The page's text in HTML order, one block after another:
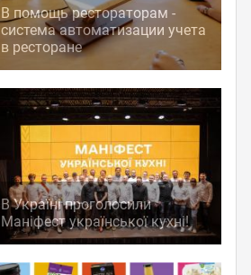
В помощь рестораторам -
система автоматизации учета
в ресторане
В Україні проголосили
Маніфест української кухні!